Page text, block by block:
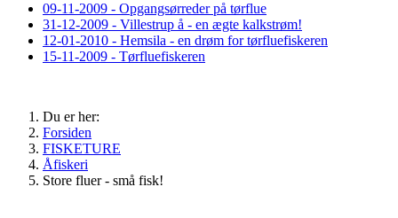
09-11-2009 - Opgangsørreder på tørflue
31-12-2009 - Villestrup å - en ægte kalkstrøm!
12-01-2010 - Hemsila - en drøm for tørfluefiskeren
15-11-2009 - Tørfluefiskeren
Du er her:
Forsiden
FISKETURE
Åfiskeri
Store fluer - små fisk!